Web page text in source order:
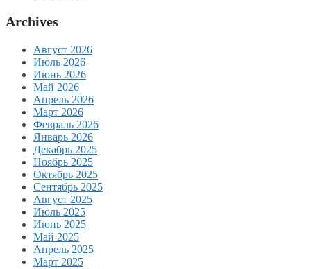
Archives
Август 2026
Июль 2026
Июнь 2026
Май 2026
Апрель 2026
Март 2026
Февраль 2026
Январь 2026
Декабрь 2025
Ноябрь 2025
Октябрь 2025
Сентябрь 2025
Август 2025
Июль 2025
Июнь 2025
Май 2025
Апрель 2025
Март 2025